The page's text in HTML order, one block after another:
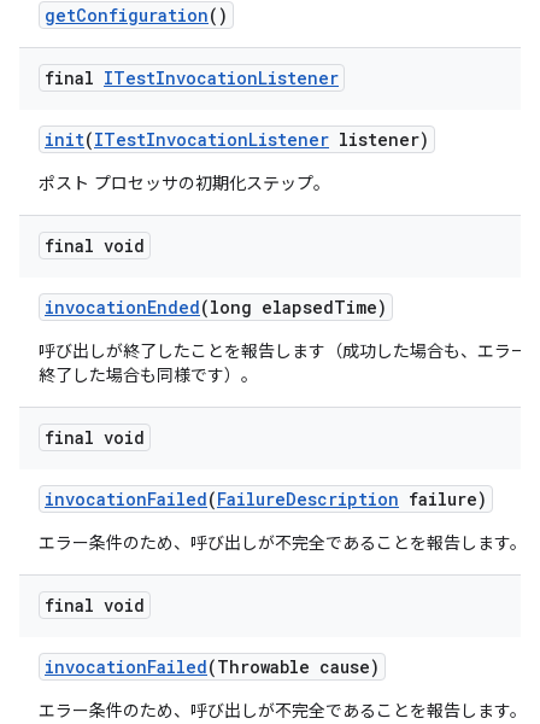
getConfiguration()
final ITestInvocationListener
init(ITestInvocationListener listener)
ポスト プロセッサの初期化ステップ。
final void
invocationEnded(long elapsedTime)
呼び出しが終了したことを報告します（成功した場合も、エラー
終了した場合も同様です）。
final void
invocationFailed(FailureDescription failure)
エラー条件のため、呼び出しが不完全であることを報告します。
final void
invocationFailed(Throwable cause)
エラー条件のため、呼び出しが不完全であることを報告します。